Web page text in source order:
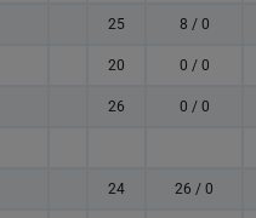
25 8 / 0
20 0 / 0
26 0 / 0
24 26 / 0